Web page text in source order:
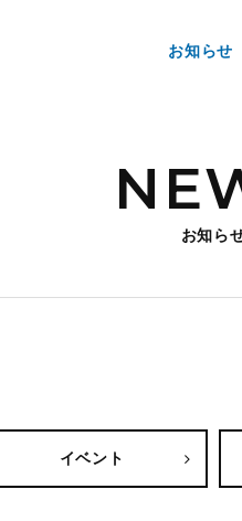
お知らせ
お知ら
イベント